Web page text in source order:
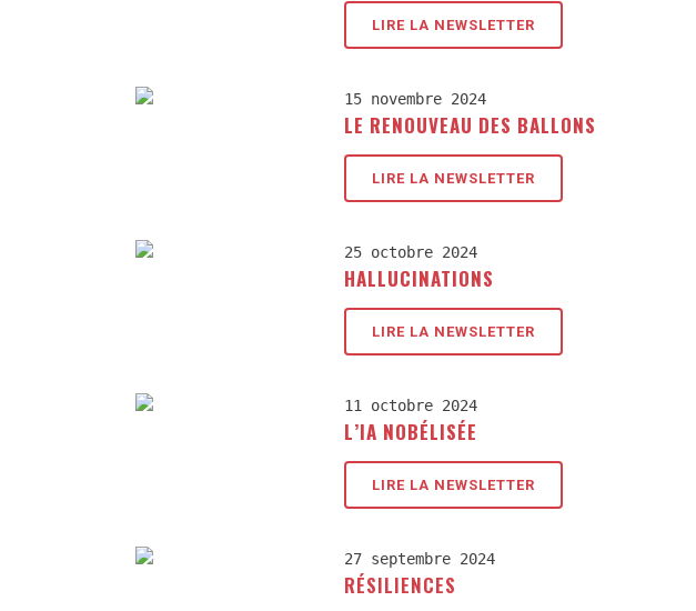
LIRE LA NEWSLETTER
15 novembre 2024
LE RENOUVEAU DES BALLONS
LIRE LA NEWSLETTER
25 octobre 2024
HALLUCINATIONS
LIRE LA NEWSLETTER
11 octobre 2024
L’IA NOBÉLISÉE
LIRE LA NEWSLETTER
27 septembre 2024
RÉSILIENCES